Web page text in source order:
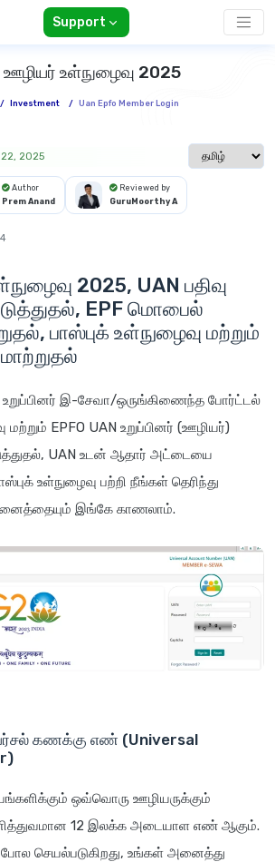
Support
ஊழியர் உள்நுழைவு 2025
/ Investment / Uan Epfo Member Login
Select
2025
Author
Prem Anand
Reviewed by
GuruMoorthy A
2025, UAN பதிவு
EPF மொபைல்
பாஸ்புக் உள்நுழைவு மற்றும்
உறுப்பினர் இ-சேவா/ஒருங்கிணைந்த போர்ட்டல்
மற்றும் EPFO UAN உறுப்பினர் (ஊழியர்)
UAN உடன் ஆதார் அட்டையை
உள்நுழைவு பற்றி நீங்கள் தெரிந்து
இங்கே காணலாம்.
கணக்கு எண் (Universal
பங்களிக்கும் ஒவ்வொரு ஊழியருக்கும்
12 இலக்க அடையாள எண் ஆகும்.
போல செயல்படுகிறது, உங்கள் அனைத்து